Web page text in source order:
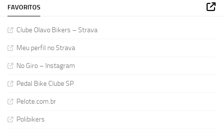
FAVORITOS
Clube Olavo Bikers – Strava
Meu perfil no Strava
No Giro – Instagram
Pedal Bike Clube SP
Pelote.com.br
Polibikers